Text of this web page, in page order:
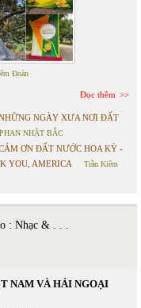
Đoàn
Đọc thêm
NGÀY XƯA NƠI ĐẤT
PHAN NHẬT BẮC
ƠN ĐẤT NƯỚC HOA KỲ -
YOU, AMERICA
Trần Kiêm
: Nhạc & . . .
NAM VÀ HẢI NGOẠI